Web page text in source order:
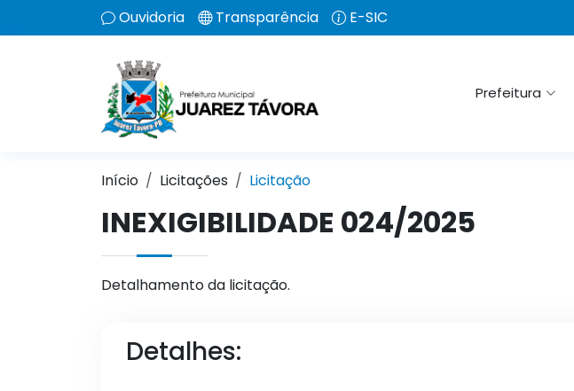
Ouvidoria Transparência E-SIC
Prefeitura
Início Licitações Licitação
INEXIGIBILIDADE 024/2025
Detalhamento da licitação.
Detalhes: